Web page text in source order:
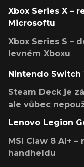
Xbox Series X –
Microsoftu
Xbox Series S –
levném Xboxu
Nintendo Switch
Steam Deck je
ale vůbec
Lenovo Legion
MSI Claw 8 AI+
handheldu